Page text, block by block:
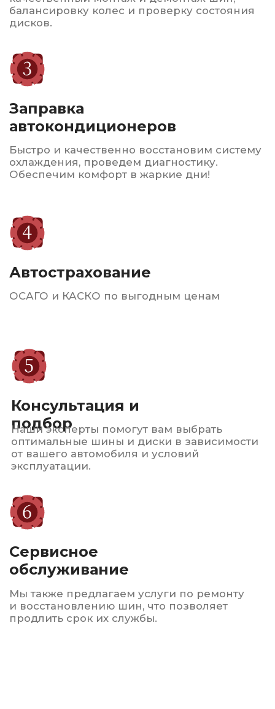
обслуживание
Гарантируем высокое качество
обслуживания, доступные цены
и индивидуальный подход
к каждому клиенту. Мы
стремимся обеспечить
безопасность и комфорт